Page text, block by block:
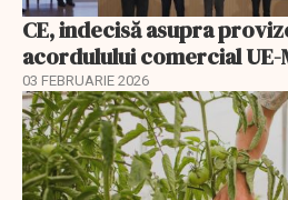
CE, indecisă asupra
acordulului comercial
03 FEBRUARIE 2026